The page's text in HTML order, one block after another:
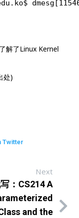
解了Linux Kernel
处)
Twitter
Next
：CS214 A
and the